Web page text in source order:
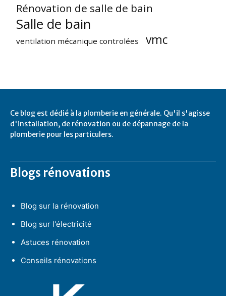
Rénovation de salle de bain
Salle de bain
ventilation mécanique controlées vmc
Ce blog est dédié à la plomberie en générale. Qu'il s'agisse
d'installation, de rénovation ou de dépannage de la
plomberie pour les particulers.
Blogs rénovations
Blog sur la rénovation
Blog sur l'électricité
Astuces rénovation
Conseils rénovations